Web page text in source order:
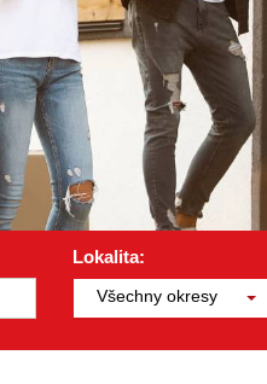
Lokalita:
Všechny okresy